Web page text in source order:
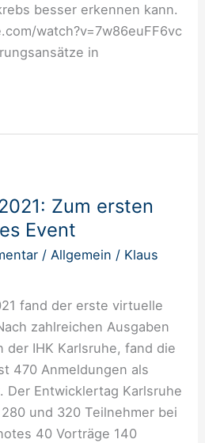
besser erkennen kann.
watch?v=7w86euFF6vc
in
Zum ersten
Event
/ Allgemein / Klaus
fand der erste virtuelle
zahlreichen Ausgaben
der IHK Karlsruhe, fand die
470 Anmeldungen als
Entwicklertag Karlsruhe
und 320 Teilnehmer bei
40 Vorträge 140